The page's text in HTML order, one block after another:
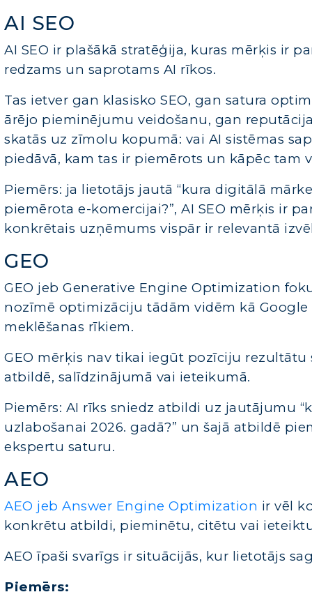
AI SEO
AI SEO ir plašākā stratēģija, kuras mērķis ir
redzams un saprotams AI rīkos.
Tas ietver gan klasisko SEO, gan satura
ārējo pieminējumu veidošanu, gan
skatās uz zīmolu kopumā: vai AI sistēmas
piedāvā, kam tas ir piemērots un kāpēc tam
Piemērs: ja lietotājs jautā “kura digitālā
piemērota e-komercijai?”, AI SEO mērķis ir
konkrētais uzņēmums vispār ir relevantā
GEO
GEO jeb Generative Engine Optimization
nozīmē optimizāciju tādām vidēm kā Google
meklēšanas rīkiem.
GEO mērķis nav tikai iegūt pozīciju rezultātu
atbildē, salīdzinājumā vai ieteikumā.
Piemērs: AI rīks sniedz atbildi uz jautājumu
uzlabošanai 2026. gadā?” un šajā atbildē
ekspertu saturu.
AEO
AEO jeb Answer Engine Optimization ir vēl
konkrētu atbildi, pieminētu, citētu vai
AEO īpaši svarīgs ir situācijās, kur lietotājs
Piemērs: